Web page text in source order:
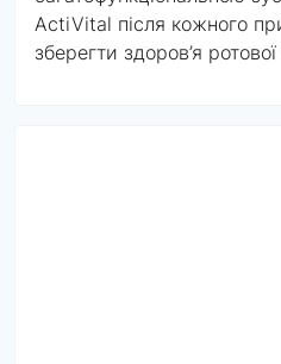
ActiVital після кожного
зберегти здоров’я